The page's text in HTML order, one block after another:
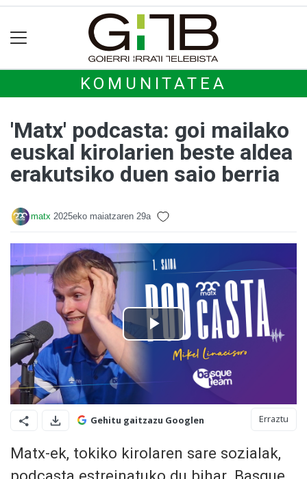
KOMUNITATEA
'Matx' podcasta: goi mailako
euskal kirolarien beste aldea
erakutsiko duen saio berria
matx 2025eko maiatzaren 29a
Gehitu gaitzazu Googlen Erraztu
Matx-ek, tokiko kirolaren sare sozialak,
podcasta estreinatuko du bihar. Basque